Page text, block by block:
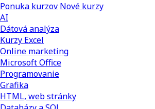
Ponuka kurzov Nové kurzy
AI
Dátová analýza
Kurzy Excel
Online marketing
Microsoft Office
Programovanie
Grafika
HTML, web stránky